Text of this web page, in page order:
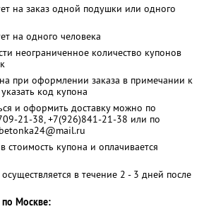
на заказ одной подушки или одного
на одного человека
неограниченное количество купонов
при оформлении заказа в примечании к
код купона
и оформить доставку можно по
21-38, +7(926)841-21-38 или по
стоимость купона и оплачивается
в течение 2 - 3 дней после
по Москве: